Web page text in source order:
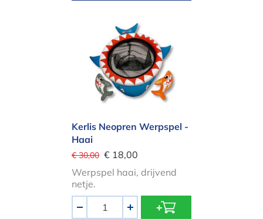
Kerlis Neopren Werpspel - Haai
Kerlis Neopren Werpspel -
Haai
€ 30,00 € 18,00
Werpspel haai, drijvend
netje.
+